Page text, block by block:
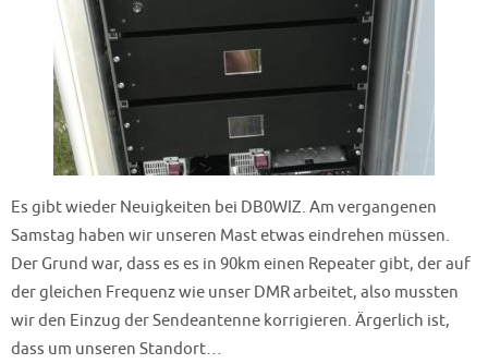
Es gibt wieder Neuigkeiten bei DB0WIZ. Am vergangenen
Samstag haben wir unseren Mast etwas eindrehen müssen.
Der Grund war, dass es es in 90km einen Repeater gibt, der auf
der gleichen Frequenz wie unser DMR arbeitet, also mussten
wir den Einzug der Sendeantenne korrigieren. Ärgerlich ist,
dass um unseren Standort…